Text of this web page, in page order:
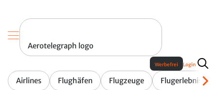
Aerotelegraph logo
Airlines Flughäfen Flugzeuge Flugerlebnis
Werbefrei Login